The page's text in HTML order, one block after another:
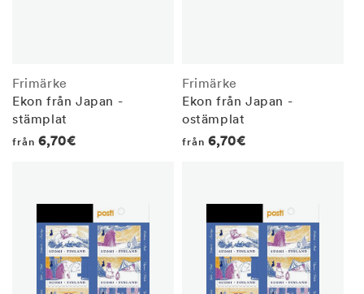
Frimärke
Ekon från Japan -
stämplat
Regular
från 6,70€
Frimärke
Ekon från Japan -
ostämplat
Regular
från 6,70€